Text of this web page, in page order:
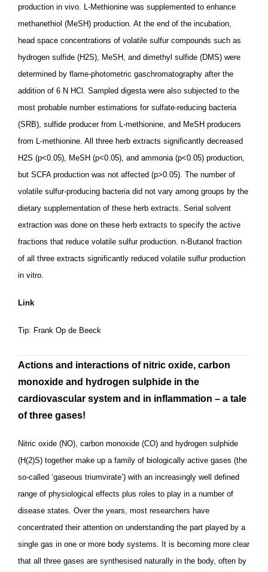
production in vivo. L-Methionine was supplemented to enhance
methanethiol (MeSH) production. At the end of the incubation,
head space concentrations of volatile sulfur compounds such as
hydrogen sulfide (H2S), MeSH, and dimethyl sulfide (DMS) were
determined by flame-photometric gaschromatography after the
addition of 6 N HCl. Sampled digesta were also subjected to the
most probable number estimations for sulfate-reducing bacteria
(SRB), sulfide producer from L-methionine, and MeSH producers
from L-methionine. All three herb extracts significantly decreased
H2S (p<0.05), MeSH (p<0.05), and ammonia (p<0.05) production,
but SCFA production was not affected (p>0.05). The number of
volatile sulfur-producing bacteria did not vary among groups by the
dietary supplementation of these herb extracts. Serial solvent
extraction was done on these herb extracts to specify the active
fractions that reduce volatile sulfur production. n-Butanol fraction
of all three extracts significantly reduced volatile sulfur production
in vitro.
Link
Tip: Frank Op de Beeck
Actions and interactions of nitric oxide, carbon
monoxide and hydrogen sulphide in the
cardiovascular system and in inflammation – a tale
of three gases!
Nitric oxide (NO), carbon monoxide (CO) and hydrogen sulphide
(H(2)S) together make up a family of biologically active gases (the
so-called ‘gaseous triumvirate’) with an increasingly well defined
range of physiological effects plus roles to play in a number of
disease states. Over the years, most researchers have
concentrated their attention on understanding the part played by a
single gas in one or more body systems. It is becoming more clear
that all three gases are synthesised naturally in the body, often by